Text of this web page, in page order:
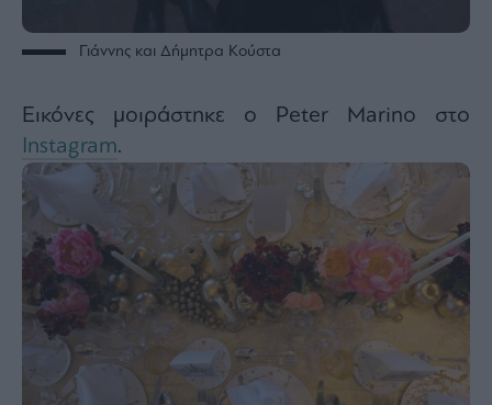
Γιάννης και Δήμητρα Κούστα
Εικόνες μοιράστηκε ο Peter Marino στο
Instagram.